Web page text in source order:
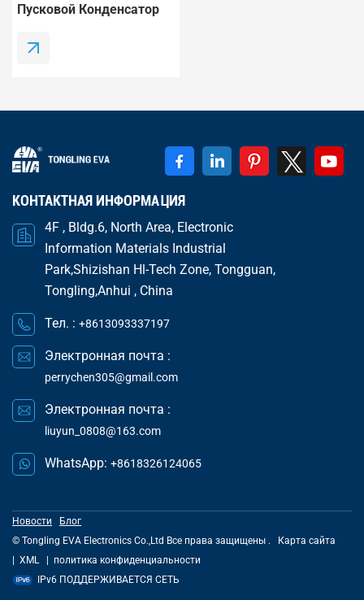
Пусковой Конденсатор
370/440 В Переменного
Переменного Тока,
Конденсаторных Систем.
КОНТАКТНАЯ ИНФОРМАЦИЯ
4F , Bldg.6, North Area, Electronic
Information Materials Industrial
Park,Shizishan Hl-Tech Zone, Tongguan,
Tongling,Anhui , China
Тел. : +8613093337197
Электронная почта :
perrychen305@gmail.com
Электронная почта :
liuyun_0808@163.com
WhatsApp: +8618326124065
Новости
Блог
© Tongling EVA Electronics Co.,Ltd Все права защищены .
Карта сайта
XML
политика конфиденциальности
IPv6 ПОДДЕРЖИВАЕТСЯ СЕТЬ